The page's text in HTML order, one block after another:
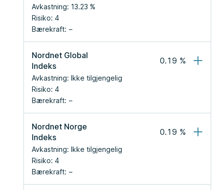
Avkastning: 13.23 %
Risiko: 4
Bærekraft:
Nordnet Global
Indeks
Avkastning: Ikke tilgjengelig
Risiko: 4
Bærekraft:
0.19 %
Nordnet Norge
Indeks
Avkastning: Ikke tilgjengelig
Risiko: 4
Bærekraft:
0.19 %